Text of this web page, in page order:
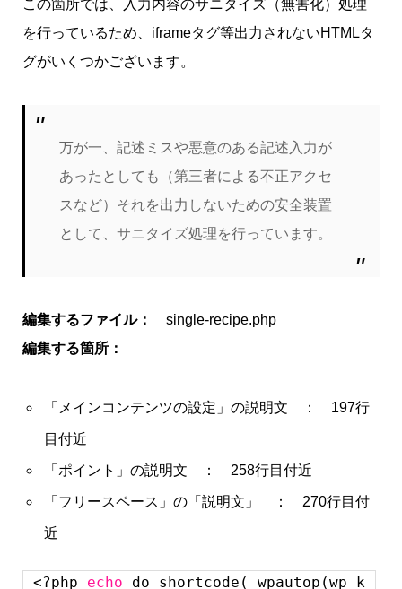
この箇所では、入力内容のサニタイズ（無害化）処理
を行っているため、iframeタグ等出力されないHTMLタ
グがいくつかございます。
万が一、記述ミスや悪意のある記述入力が
あったとしても（第三者による不正アクセ
スなど）それを出力しないための安全装置
として、サニタイズ処理を行っています。
編集するファイル：
single-recipe.php
編集する箇所：
「メインコンテンツの設定」の説明文 ： 197行
目付近
「ポイント」の説明文 ： 258行目付近
「フリースペース」の「説明文」 ： 270行目付
近
<?php echo
do_shortcode( wpautop(wp_k